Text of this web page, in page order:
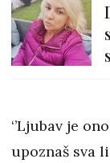
‘’Ljubav je
upoznaš sva